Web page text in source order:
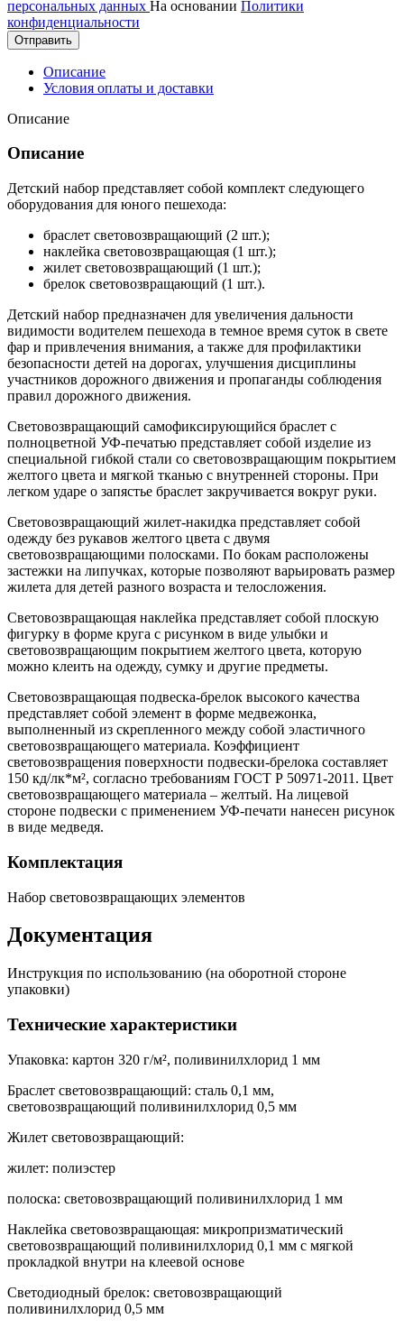
персональных данных На основании Политики
конфиденциальности
Отправить
Описание
Условия оплаты и доставки
Описание
Описание
Детский набор представляет собой комплект следующего
оборудования для юного пешехода:
браслет световозвращающий (2 шт.);
наклейка световозвращающая (1 шт.);
жилет световозвращающий (1 шт.);
брелок световозвращающий (1 шт.).
Детский набор предназначен для увеличения дальности
видимости водителем пешехода в темное время суток в свете
фар и привлечения внимания, а также для профилактики
безопасности детей на дорогах, улучшения дисциплины
участников дорожного движения и пропаганды соблюдения
правил дорожного движения.
Световозвращающий самофиксирующийся браслет с
полноцветной УФ-печатью представляет собой изделие из
специальной гибкой стали со световозвращающим покрытием
желтого цвета и мягкой тканью с внутренней стороны. При
легком ударе о запястье браслет закручивается вокруг руки.
Световозвращающий жилет-накидка представляет собой
одежду без рукавов желтого цвета с двумя
световозвращающими полосками. По бокам расположены
застежки на липучках, которые позволяют варьировать размер
жилета для детей разного возраста и телосложения.
Световозвращающая наклейка представляет собой плоскую
фигурку в форме круга с рисунком в виде улыбки и
световозвращающим покрытием желтого цвета, которую
можно клеить на одежду, сумку и другие предметы.
Световозвращающая подвеска-брелок высокого качества
представляет собой элемент в форме медвежонка,
выполненный из скрепленного между собой эластичного
световозвращающего материала. Коэффициент
световозвращения поверхности подвески-брелока составляет
150 кд/лк*м², согласно требованиям ГОСТ Р 50971-2011. Цвет
световозвращающего материала – желтый. На лицевой
стороне подвески с применением УФ-печати нанесен рисунок
в виде медведя.
Комплектация
Набор световозвращающих элементов
Документация
Инструкция по использованию (на оборотной стороне
упаковки)
Технические характеристики
Упаковка: картон 320 г/м², поливинилхлорид 1 мм
Браслет световозвращающий: сталь 0,1 мм,
световозвращающий поливинилхлорид 0,5 мм
Жилет световозвращающий:
жилет: полиэстер
полоска: световозвращающий поливинилхлорид 1 мм
Наклейка световозвращающая: микропризматический
световозвращающий поливинилхлорид 0,1 мм с мягкой
прокладкой внутри на клеевой основе
Светодиодный брелок: световозвращающий
поливинилхлорид 0,5 мм